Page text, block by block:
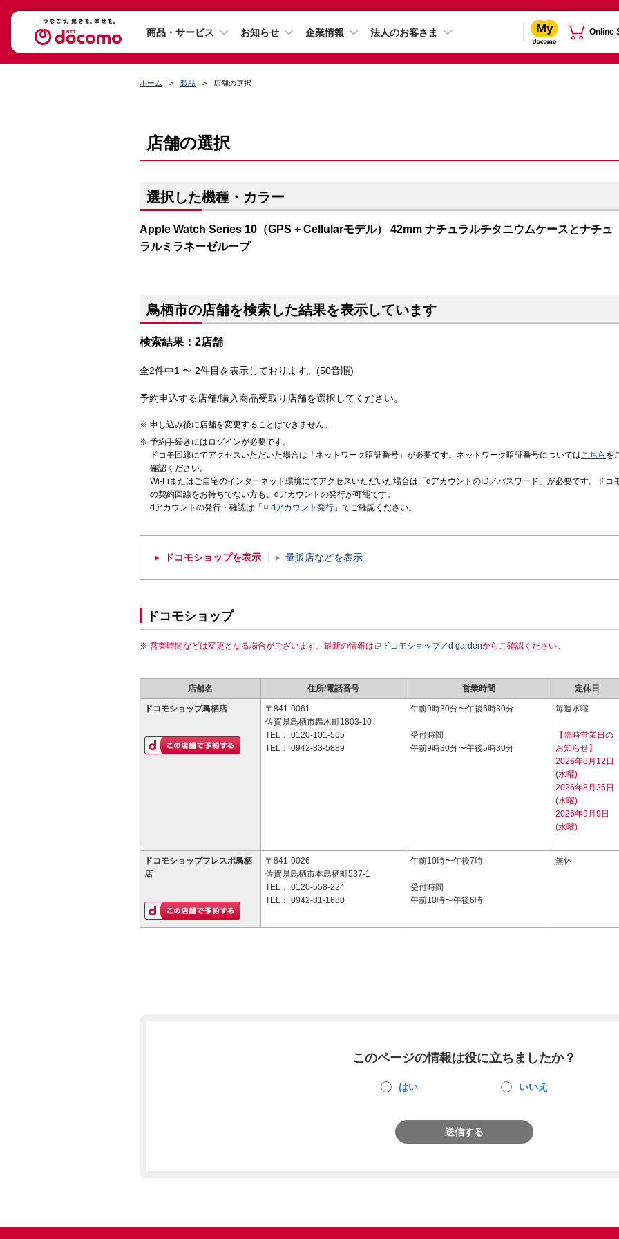
商品・サービス お知らせ 企業情報 法人のお客さま Online
ホーム 製品 店舗の選択
店舗の選択
選択した機種・カラー
Apple Watch Series 10（GPS + Cellularモデル） 42mm ナチュラルチタニウムケースとナチュ
ラルミラネーゼループ
鳥栖市の店舗を検索した結果を表示しています
検索結果：2店舗
全2件中1 〜 2件目を表示しております。(50音順)
予約申込する店舗/購入商品受取り店舗を選択してください。
申し込み後に店舗を変更することはできません。
予約手続きにはログインが必要です。
ドコモ回線にてアクセスいただいた場合は「ネットワーク暗証番号」が必要です。ネットワーク暗証番号についてはこちら を
確認ください。
Wi-Fiまたはご自宅のインターネット環境にてアクセスいただいた場合は「dアカウントのID／パスワード」が必要です。ドコ
の契約回線をお持ちでない方も、dアカウントの発行が可能です。
dアカウントの発行・確認は「
dアカウント発行 」でご確認ください。
ドコモショップを表示 量販店などを表示
ドコモショップ
営業時間などは変更となる場合がございます。最新の情報は ドコモショップ／d gardenからご確認ください。
店舗名 住所/電話番号 営業時間 定休日
ドコモショップ鳥栖店
〒841-0061
佐賀県鳥栖市轟木町1803-10
TEL： 0120-101-565
TEL： 0942-83-5889
午前9時30分〜午後6時30分
受付時間
午前9時30分〜午後5時30分
毎週水曜
【臨時営業日の
お知らせ】
2026年8月12日
(水曜)
2026年8月26日
(水曜)
2026年9月9日
(水曜)
ドコモショップフレスポ鳥栖
店
〒841-0026
佐賀県鳥栖市本鳥栖町537-1
TEL： 0120-558-224
TEL： 0942-81-1680
午前10時〜午後7時
受付時間
午前10時〜午後6時
無休
このページの情報は役に立ちましたか？
はい いいえ
送信する